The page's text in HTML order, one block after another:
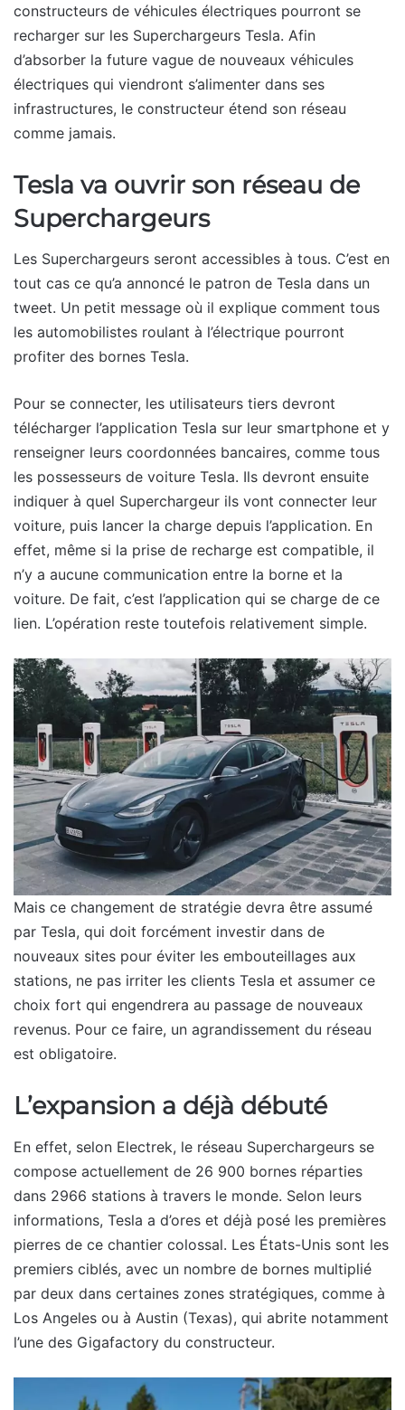
constructeurs de véhicules électriques pourront se
recharger sur les Superchargeurs Tesla. Afin
d’absorber la future vague de nouveaux véhicules
électriques qui viendront s’alimenter dans ses
infrastructures, le constructeur étend son réseau
comme jamais.
Tesla va ouvrir son réseau de
Superchargeurs
Les Superchargeurs seront accessibles à tous. C’est en
tout cas ce qu’a annoncé le patron de Tesla dans un
tweet. Un petit message où il explique comment tous
les automobilistes roulant à l’électrique pourront
profiter des bornes Tesla.
Pour se connecter, les utilisateurs tiers devront
télécharger l’application Tesla sur leur smartphone et y
renseigner leurs coordonnées bancaires, comme tous
les possesseurs de voiture Tesla. Ils devront ensuite
indiquer à quel Superchargeur ils vont connecter leur
voiture, puis lancer la charge depuis l’application. En
effet, même si la prise de recharge est compatible, il
n’y a aucune communication entre la borne et la
voiture. De fait, c’est l’application qui se charge de ce
lien. L’opération reste toutefois relativement simple.
Mais ce changement de stratégie devra être assumé
par Tesla, qui doit forcément investir dans de
nouveaux sites pour éviter les embouteillages aux
stations, ne pas irriter les clients Tesla et assumer ce
choix fort qui engendrera au passage de nouveaux
revenus. Pour ce faire, un agrandissement du réseau
est obligatoire.
L’expansion a déjà débuté
En effet, selon Electrek, le réseau Superchargeurs se
compose actuellement de 26 900 bornes réparties
dans 2966 stations à travers le monde. Selon leurs
informations, Tesla a d’ores et déjà posé les premières
pierres de ce chantier colossal. Les États-Unis sont les
premiers ciblés, avec un nombre de bornes multiplié
par deux dans certaines zones stratégiques, comme à
Los Angeles ou à Austin (Texas), qui abrite notamment
l’une des Gigafactory du constructeur.